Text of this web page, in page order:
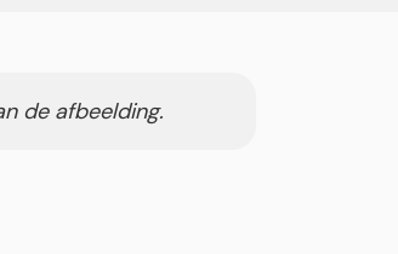
de afbeelding.